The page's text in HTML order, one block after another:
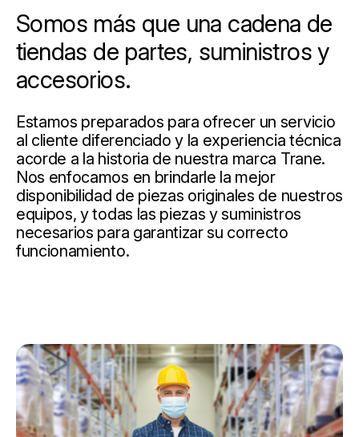
Somos más que una cadena de
tiendas de partes, suministros y
accesorios.
Estamos preparados para ofrecer un servicio
al cliente diferenciado y la experiencia técnica
acorde a la historia de nuestra marca Trane.
Nos enfocamos en brindarle la mejor
disponibilidad de piezas originales de nuestros
equipos, y todas las piezas y suministros
necesarios para garantizar su correcto
funcionamiento.